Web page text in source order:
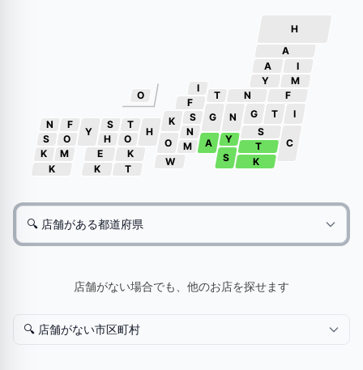
H
A
I
M
A
Y
F
I
T
G
S
C
T
K
N
T
I
F
Y
N
G
S
A
M
S
K
O
H N
W
T
S
O
H
Y
T
K
E
K
F
S
N
K
O
M
K
O
店舗がない場合でも、他のお店を探せます